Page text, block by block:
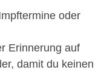
oder
Erinnerung auf
damit du keinen